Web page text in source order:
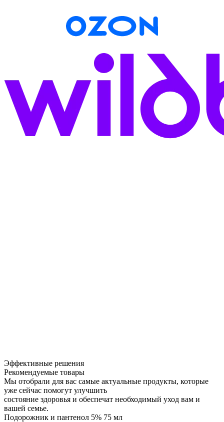
Эффективные решения
Рекомендуемые товары
Мы отобрали для вас самые актуальные продукты, которые
уже сейчас помогут улучшить
состояние здоровья и обеспечат необходимый уход вам и
вашей семье.
Подорожник и пантенол 5% 75 мл